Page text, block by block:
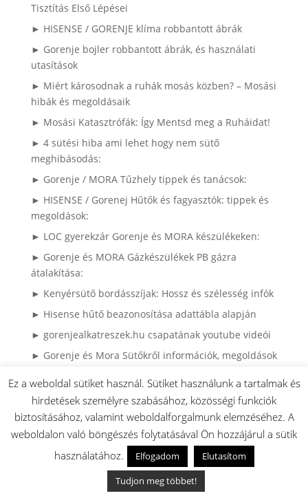
Tisztítás Első Lépései
► HISENSE / GORENJE klíma robbantott ábrák
► Gorenje bojler robbantott ábrák, és használati
utasítások
► Miért károsodnak a ruhák mosás közben? – Mosási
hibák és megoldásaik
► Mosási Katasztrófák: Így Mentsd meg a Ruháidat!
► 4 sütési hiba ami lehet hogy nem sütő
meghibásodás:
► Gorenje / MORA Tűzhely tippek és tanácsok:
► HISENSE / Gorenej Hűtők és fagyasztók: tippek és
megoldások:
► LOC gyerekzár Gorenje és MORA készülékeken:
► Gorenje és MORA Gázkészülékek PB gázra
átalakítása:
► Kenyérsütő bordásszíjak: Hossz és szélesség infók
► Hisense hűtő beazonosítása adattábla alapján
► gorenjealkatreszek.hu csapatának youtube videói
► Gorenje és Mora Sütőkről információk, megoldások
► 2008 előtti MORA készülékek
► Gorenje Szárítógépek használati utasítása és
alkatrészei
► Gorenje mosógépek használati utasítása,
Ez a weboldal sütiket használ. Sütiket használunk a tartalmak és
hirdetések személyre szabásához, közösségi funkciók
biztosításához, valamint weboldalforgalmunk elemzéséhez. A
weboldalon való böngészés folytatásával Ön hozzájárul a sütik
használatához.
Elfogadom
Elutasítom
Tudjon meg többet!